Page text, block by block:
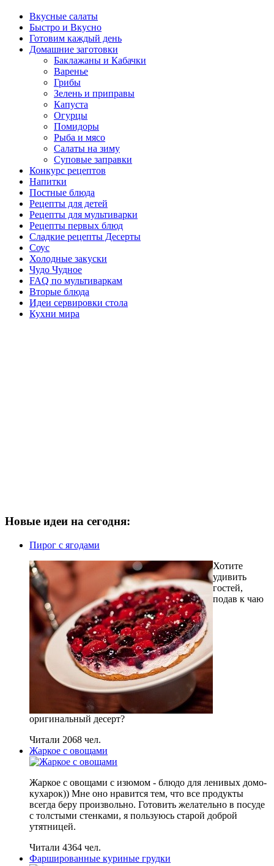
Вкусные салаты
Быстро и Вкусно
Готовим каждый день
Домашние заготовки
Баклажаны и Кабачки
Варенье
Грибы
Зелень и приправы
Капуста
Огурцы
Помидоры
Рыба и мясо
Салаты на зиму
Суповые заправки
Конкурс рецептов
Напитки
Постные блюда
Рецепты для детей
Рецепты для мультиварки
Рецепты первых блюд
Сладкие рецепты Десерты
Соус
Холодные закуски
Чудо Чудное
FAQ по мультиваркам
Вторые блюда
Идеи сервировки стола
Кухни мира
Новые идеи на сегодня:
Пирог с ягодами
Хотите
удивить
гостей,
подав к чаю
оригинальный десерт?
Читали 2068 чел.
Жаркое с овощами
Жаркое с овощами с изюмом - блюдо для ленивых домо-
кухарок)) Мне оно нравится тем, что все продукты
всегда беру произвольно. Готовить желательно в посуде
с толстыми стенками, я пользуюсь старой доброй
утятницей.
Читали 4364 чел.
Фаршированные куриные грудки